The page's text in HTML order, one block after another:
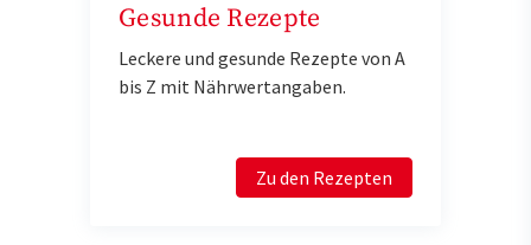
Gesunde Rezepte
Leckere und gesunde Rezepte von A
bis Z mit Nährwertangaben.
Zu den Rezepten